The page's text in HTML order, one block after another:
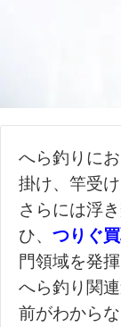
へら釣りに
掛け、竿受
さらには浮
ひ、 つりぐ
門領域を発
へら釣り関
前がわから